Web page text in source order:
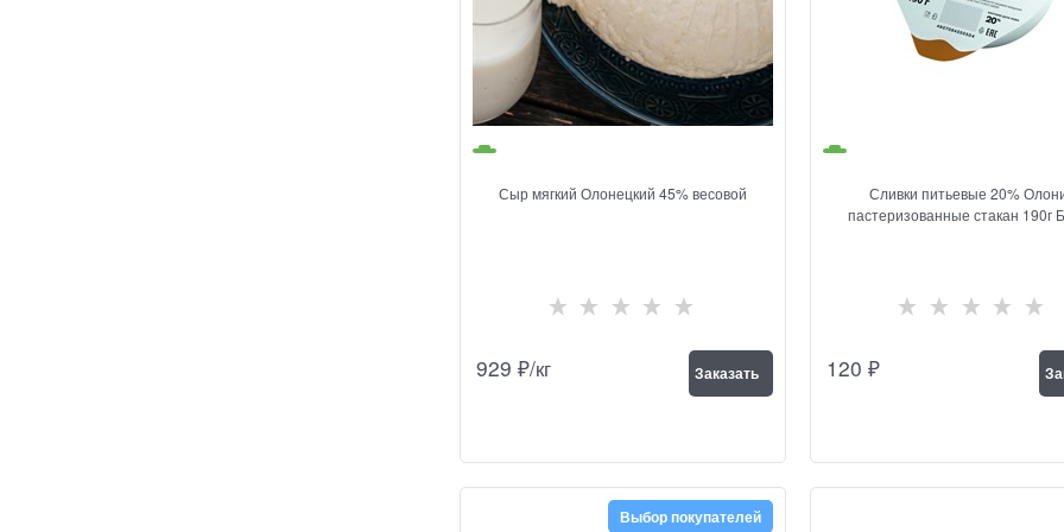
Сыр мягкий Олонецкий 45% весовой
929 ₽/кг Заказать
Сливки питьевые 20%
пастеризованные стакан
120 ₽
Выбор покупателей